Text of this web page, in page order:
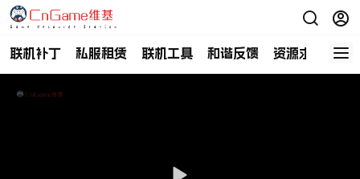
联机补丁 私服租赁 联机工具 和谐反馈 资源求助 商